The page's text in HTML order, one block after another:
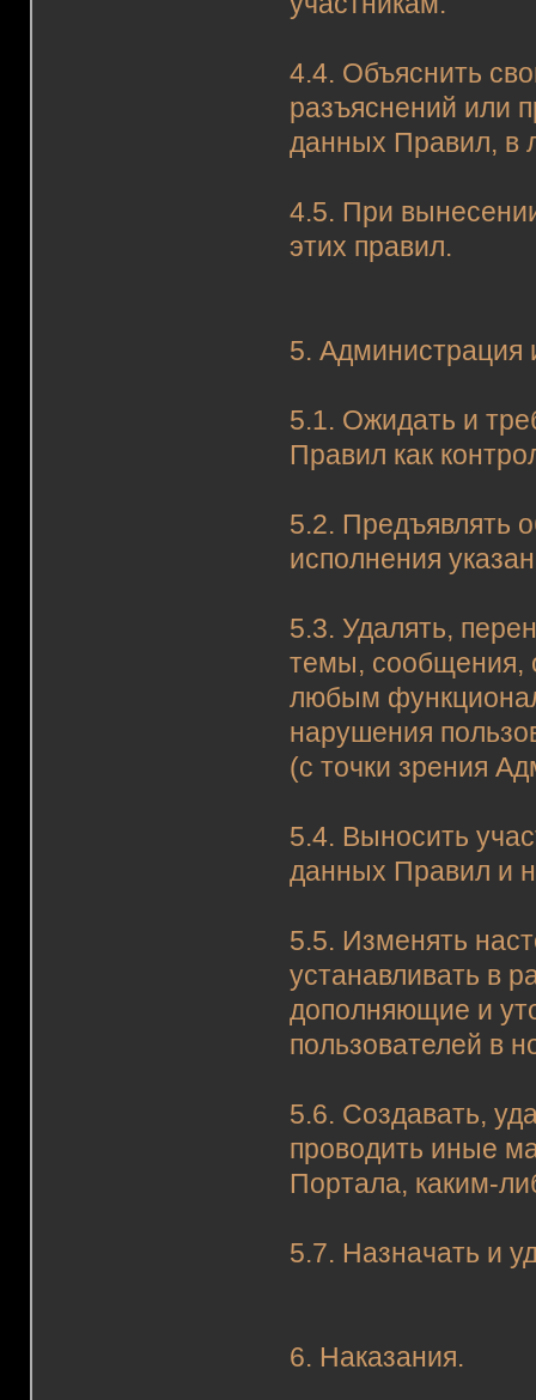
4.4. Объяснить
разъяснений или
данных Правил, в
4.5. При
этих правил.
5. Администрация
5.1. Ожидать и
Правил как
5.2. Предъявлять
исполнения
5.3. Удалять,
темы, сообщения,
любым
нарушения
(с точки зрения
5.4. Выносить
данных Правил и
5.5. Изменять
устанавливать в
дополняющие и
пользователей в
5.6. Создавать,
проводить иные
Портала, каким-
5.7. Назначать и
6. Наказания.